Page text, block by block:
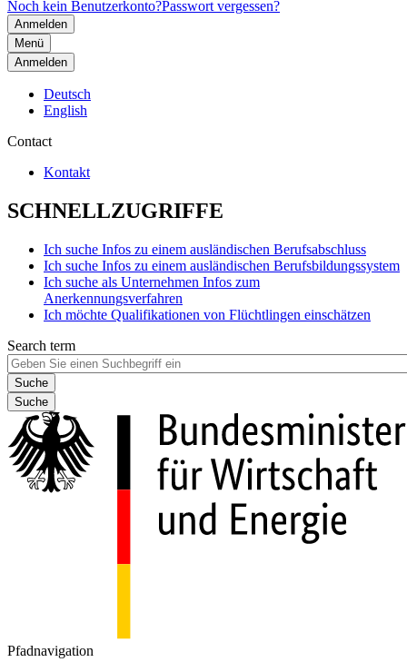
Noch kein Benutzerkonto?Passwort vergessen?
Menü
Anmelden
Deutsch
English
Contact
Kontakt
SCHNELLZUGRIFFE
Ich suche Infos zu einem ausländischen Berufsabschluss
Ich suche Infos zu einem ausländischen Berufsbildungssystem
Ich suche als Unternehmen Infos zum
Anerkennungsverfahren
Ich möchte Qualifikationen von Flüchtlingen einschätzen
Search term
Suche
Pfadnavigation